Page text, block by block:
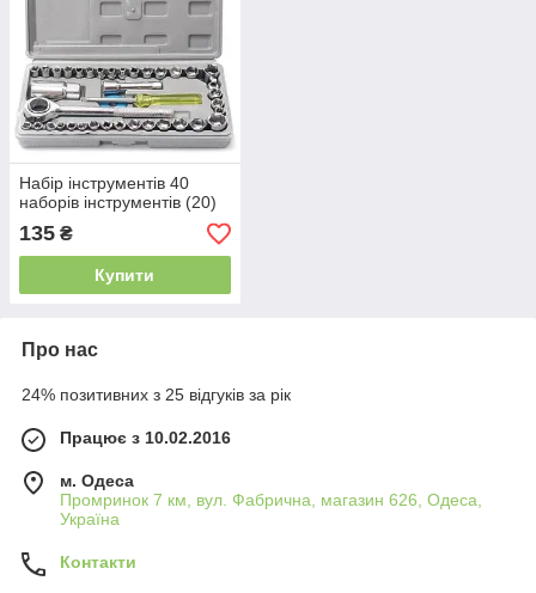
Набір інструментів 40
наборів інструментів (20)
135 ₴
Купити
Про нас
24% позитивних з 25 відгуків за рік
Працює з 10.02.2016
м. Одеса
Промринок 7 км, вул. Фабрична, магазин 626, Одеса,
Україна
Контакти